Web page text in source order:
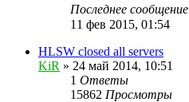
Последнее сообщение
11 фев 2015, 01:54
HLSW closed all servers
KiR » 24 май 2014, 10:51
1 Ответы
15862 Просмотры